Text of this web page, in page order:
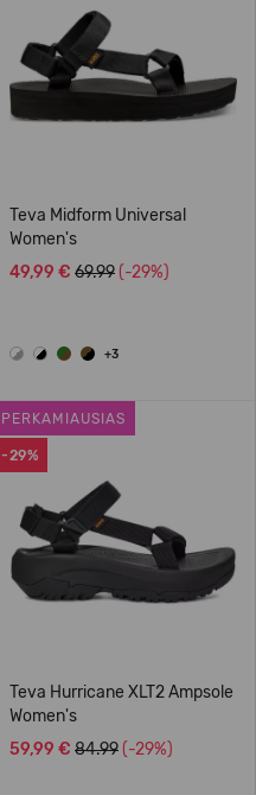
Teva Midform Universal
Women's
49,99 € 69.99 (-29%)
+3
-29%
PERKAMIAUSIAS
Teva Hurricane XLT2 Ampsole
Women's
59,99 € 84.99 (-29%)